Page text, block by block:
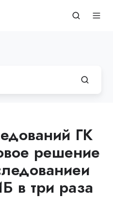
ГК
решение
в три раза